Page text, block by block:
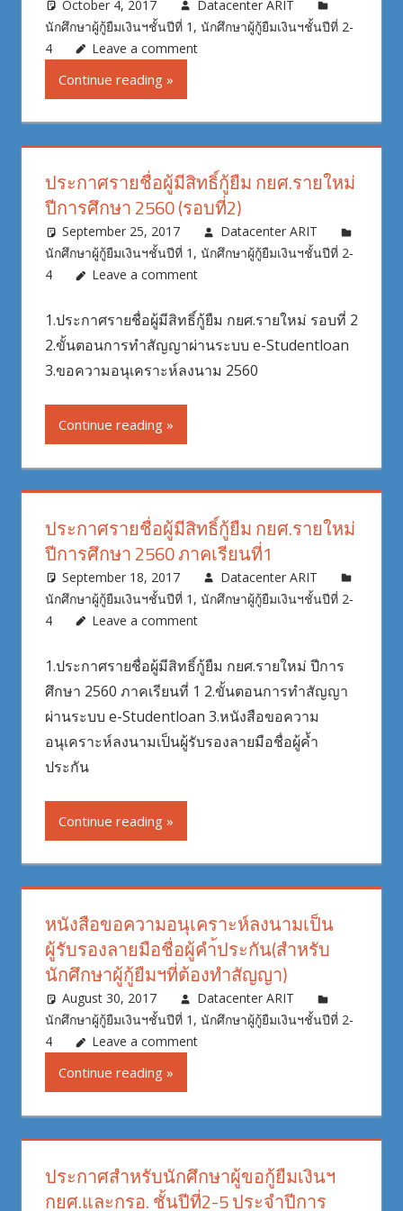
October 4, 2017
Datacenter ARIT
นักศึกษาผู้กู้ยืมเงินฯชั้นปีที่ 1 , นักศึกษาผู้กู้ยืมเงินฯชั้นปีที่ 2-
4
Leave a comment
Continue reading
ประกาศรายชื่อผู้มีสิทธิ์กู้ยืม กยศ.รายใหม่
ปีการศึกษา 2560 (รอบที่2)
September 25, 2017
Datacenter ARIT
นักศึกษาผู้กู้ยืมเงินฯชั้นปีที่ 1 , นักศึกษาผู้กู้ยืมเงินฯชั้นปีที่ 2-
4
Leave a comment
1.ประกาศรายชื่อผู้มีสิทธิ์กู้ยืม กยศ.รายใหม่ รอบที่ 2
2.ขั้นตอนการทำสัญญาผ่านระบบ e-Studentloan
3.ขอความอนุเคราะห์ลงนาม 2560
Continue reading
ประกาศรายชื่อผู้มีสิทธิ์กู้ยืม กยศ.รายใหม่
ปีการศึกษา 2560 ภาคเรียนที่1
September 18, 2017
Datacenter ARIT
นักศึกษาผู้กู้ยืมเงินฯชั้นปีที่ 1 , นักศึกษาผู้กู้ยืมเงินฯชั้นปีที่ 2-
4
Leave a comment
1.ประกาศรายชื่อผู้มีสิทธิ์กู้ยืม กยศ.รายใหม่ ปีการ
ศึกษา 2560 ภาคเรียนที่ 1 2.ขั้นตอนการทำสัญญา
ผ่านระบบ e-Studentloan 3.หนังสือขอความ
อนุเคราะห์ลงนามเป็นผู้รับรองลายมือชื่อผู้ค้ำ
ประกัน
Continue reading
หนังสือขอความอนุเคราะห์ลงนามเป็น
ผู้รับรองลายมือชื่อผู้คำ้ประกัน(สำหรับ
นักศึกษาผู้กู้ยืมฯที่ต้องทำสัญญา)
August 30, 2017
Datacenter ARIT
นักศึกษาผู้กู้ยืมเงินฯชั้นปีที่ 1 , นักศึกษาผู้กู้ยืมเงินฯชั้นปีที่ 2-
4
Leave a comment
Continue reading
ประกาศสำหรับนักศึกษาผู้ขอกู้ยืมเงินฯ
กยศ.และกรอ. ชั้นปีที่2-5 ประจำปีการ